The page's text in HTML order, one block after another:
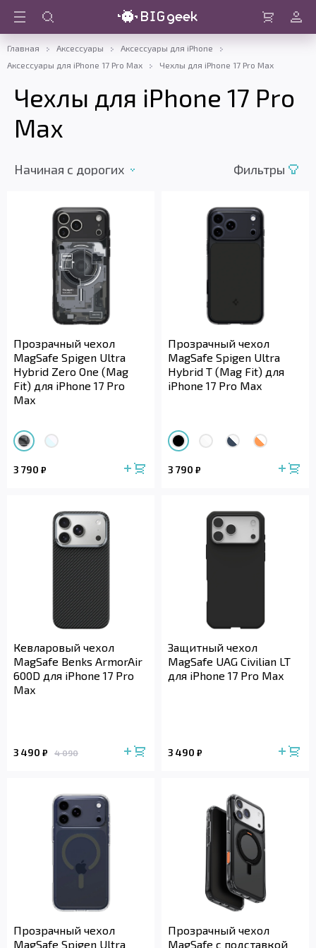
Войти
Главная Аксессуары
Аксессуары для iPhone
Аксессуары для iPhone 17 Pro Max
Чехлы для iPhone 17 Pro Max
Чехлы для iPhone 17 Pro
Max
Начиная с дорогих Фильтры
Прозрачный чехол
MagSafe Spigen Ultra
Hybrid Zero One (Mag
Fit) для iPhone 17 Pro
Max
3 790 ₽
Прозрачный чехол
MagSafe Spigen Ultra
Hybrid T (Mag Fit) для
iPhone 17 Pro Max
3 790 ₽
Кевларовый чехол
MagSafe Benks ArmorAir
600D для iPhone 17 Pro
Max
3 490 ₽ 4 090
Защитный чехол
MagSafe UAG Civilian LT
для iPhone 17 Pro Max
3 490 ₽
Прозрачный чехол
MagSafe Spigen Ultra
Прозрачный чехол
MagSafe с подставкой